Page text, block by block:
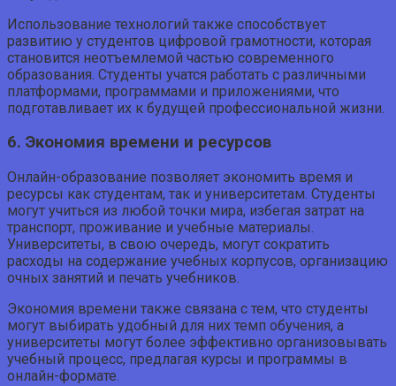
Использование технологий также способствует
развитию у студентов цифровой грамотности, которая
становится неотъемлемой частью современного
образования. Студенты учатся работать с различными
платформами, программами и приложениями, что
подготавливает их к будущей профессиональной жизни.
6. Экономия времени и ресурсов
Онлайн-образование позволяет экономить время и
ресурсы как студентам, так и университетам. Студенты
могут учиться из любой точки мира, избегая затрат на
транспорт, проживание и учебные материалы.
Университеты, в свою очередь, могут сократить
расходы на содержание учебных корпусов, организацию
очных занятий и печать учебников.
Экономия времени также связана с тем, что студенты
могут выбирать удобный для них темп обучения, а
университеты могут более эффективно организовывать
учебный процесс, предлагая курсы и программы в
онлайн-формате.